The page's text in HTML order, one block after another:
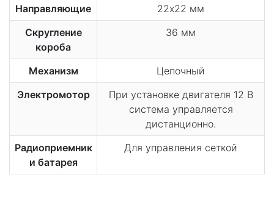
Направляющие
22х22 мм
Скругление
короба
36 мм
Механизм
Цепочный
Электромотор
При установке двигателя 12 В
система управляется
дистанционно.
Радиоприемник
и батарея
Для управления сеткой